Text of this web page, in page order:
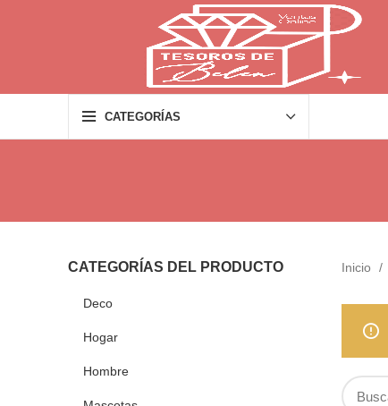
CATEGORÍAS
CATEGORÍAS DEL PRODUCTO
Deco
Hogar
Hombre
Inicio